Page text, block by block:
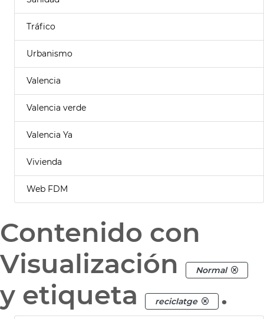
Tráfico
Urbanismo
Valencia
Valencia verde
Valencia Ya
Vivienda
Web FDM
Contenido con
Visualización
Normal
y etiqueta reciclatge .